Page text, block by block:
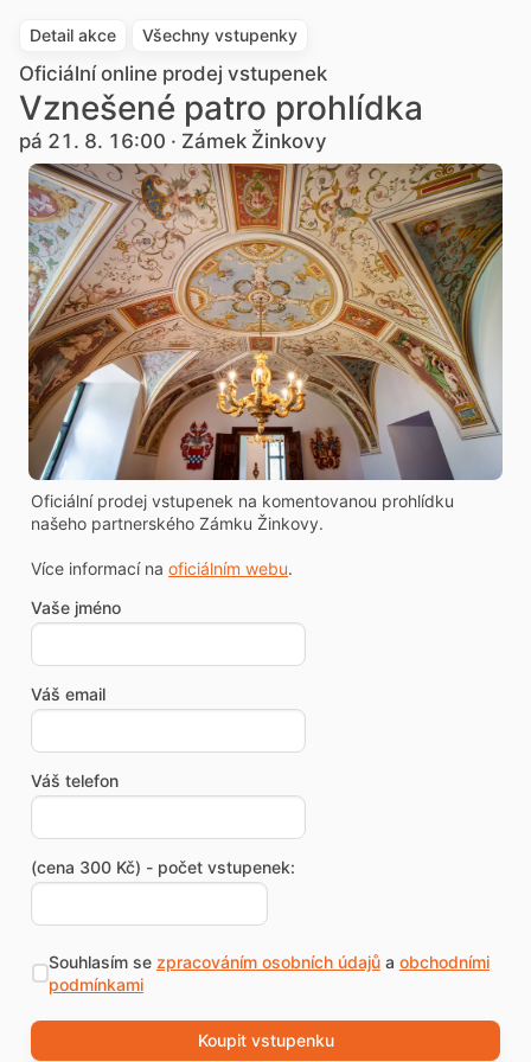
Detail akce Všechny vstupenky
Oficiální online prodej vstupenek
Vznešené patro prohlídka
pá 21. 8. 16:00 · Zámek Žinkovy
Oficiální prodej vstupenek na komentovanou prohlídku
našeho partnerského Zámku Žinkovy.
Více informací na oficiálním webu.
Vaše jméno
Váš email
Váš telefon
(cena 300 Kč) - počet vstupenek:
Souhlasím se zpracováním osobních údajůa obchodními
podmínkami
Koupit vstupenku